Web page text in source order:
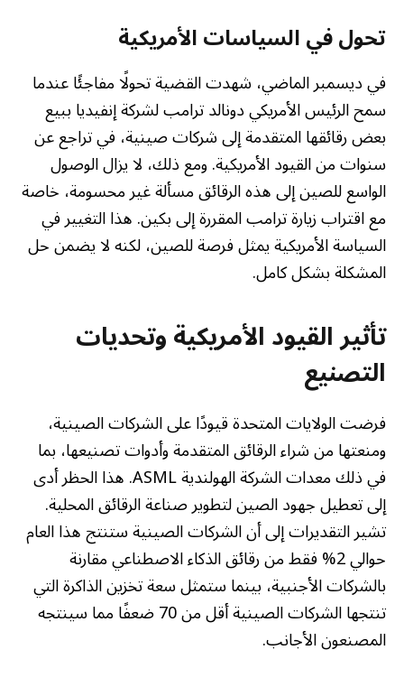
تحول في السياسات الأمريكية
في ديسمبر الماضي، شهدت القضية تحولًا مفاجئًا عندما
سمح الرئيس الأمريكي دونالد ترامب لشركة إنفيديا ببيع
بعض رقائقها المتقدمة إلى شركات صينية، في تراجع عن
سنوات من القيود الأمريكية. ومع ذلك، لا يزال الوصول
الواسع للصين إلى هذه الرقائق مسألة غير محسومة، خاصة
مع اقتراب زيارة ترامب المقررة إلى بكين. هذا التغيير في
السياسة الأمريكية يمثل فرصة للصين، لكنه لا يضمن حل
المشكلة بشكل كامل.
تأثير القيود الأمريكية وتحديات
التصنيع
فرضت الولايات المتحدة قيودًا على الشركات الصينية،
ومنعتها من شراء الرقائق المتقدمة وأدوات تصنيعها، بما
في ذلك معدات الشركة الهولندية ASML. هذا الحظر أدى
إلى تعطيل جهود الصين لتطوير صناعة الرقائق المحلية.
تشير التقديرات إلى أن الشركات الصينية ستنتج هذا العام
حوالي 2% فقط من رقائق الذكاء الاصطناعي مقارنة
بالشركات الأجنبية، بينما ستمثل سعة تخزين الذاكرة التي
تنتجها الشركات الصينية أقل من 70 ضعفًا مما سينتجه
المصنعون الأجانب.